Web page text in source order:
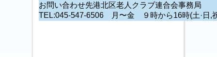
お問い合わせ先港北区老人クラブ連合会事務局
TEL:045-547-6506 月〜金 ９時から16時(土·日,